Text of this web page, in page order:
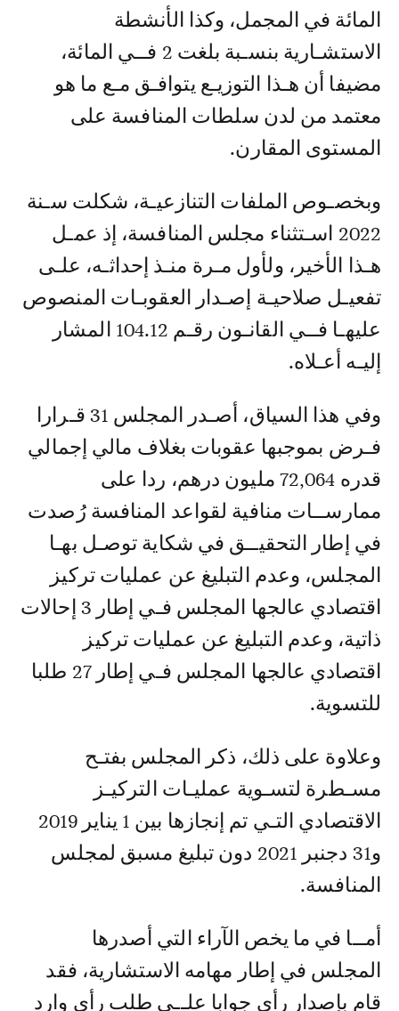
المائة في المجمل، وكذا الأنشطة
الاستشـارية بنسـبة بلغت 2 فــي المائة،
مضيفا أن هـذا التوزيـع يتوافـق مـع ما هو
معتمد من لدن سلطات المنافسة على
المستوى المقارن.
وبخصـوص الملفات التنازعيـة، شكلت سـنة
2022 اسـتثناء مجلس المنافسة، إذ عمـل
هـذا الأخير، ولأول مـرة منـذ إحداثـه، علـى
تفعيـل صلاحيـة إصـدار العقوبـات المنصوص
عليهـا فــي القانـون رقـم 104.12 المشار
إليـه أعـلاه.
وفي هذا السياق، أصـدر المجلس 31 قـرارا
فـرض بموجبها عقوبات بغلاف مالي إجمالي
قدره 72,064 مليون درهم، ردا على
ممارســات منافية لقواعد المنافسة رُصدت
في إطار التحقيــق في شكاية توصـل بهـا
المجلس، وعدم التبليغ عن عمليات تركيز
اقتصادي عالجها المجلس فـي إطار 3 إحالات
ذاتية، وعدم التبليغ عن عمليات تركيز
اقتصادي عالجها المجلس فـي إطار 27 طلبا
للتسوية.
وعلاوة على ذلك، ذكر المجلس بفتـح
مسـطرة لتسـوية عمليـات التركيـز
الاقتصادي التـي تم إنجازها بين 1 يناير 2019
و31 دجنبر 2021 دون تبليغ مسبق لمجلس
المنافسة.
أمــا في ما يخص الآراء التي أصدرها
المجلس في إطار مهامه الاستشارية، فقد
قام بإصدار رأي جوابا علــى طلب رأي وارد